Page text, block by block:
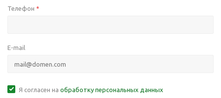
Телефон *
E-mail
Я согласен на обработку персональных данных